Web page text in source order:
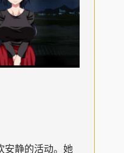
安静的活动。她